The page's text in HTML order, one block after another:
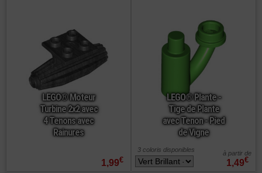
LEGO® Moteur
Turbine 2x2 avec
4 Tenons avec
Rainures
1,99€
LEGO® Plante -
Tige de Plante
avec Tenon - Pied
de Vigne
1,49€
à partir de
3 coloris disponibles